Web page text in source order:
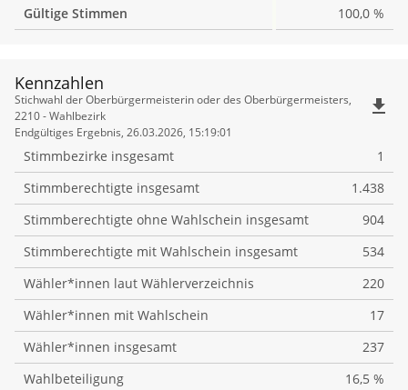
Gültige Stimmen
100,0 %
Kennzahlen
Kennzahlen
Stichwahl der Oberbürgermeisterin oder des Oberbürgermeisters,
2210 - Wahlbezirk
Endgültiges Ergebnis, 26.03.2026, 15:19:01
file_download
Stimmbezirke insgesamt
1
Stimmberechtigte insgesamt
1.438
Stimmberechtigte ohne Wahlschein insgesamt
904
Stimmberechtigte mit Wahlschein insgesamt
534
Wähler*innen laut Wählerverzeichnis
220
Wähler*innen mit Wahlschein
17
Wähler*innen insgesamt
237
Wahlbeteiligung
16,5 %